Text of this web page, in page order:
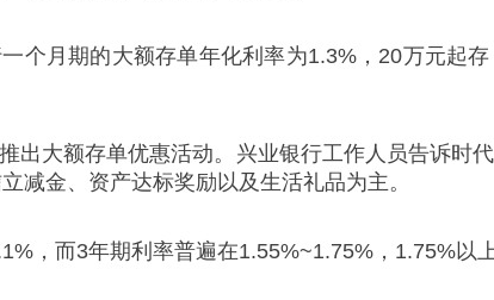
个月期的大额存单年化利率为1.3%，20万元起
大额存单优惠活动。兴业银行工作人员告诉时
减金、资产达标奖励以及生活礼品为主。
，而3年期利率普遍在1.55%~1.75%，1.75%以